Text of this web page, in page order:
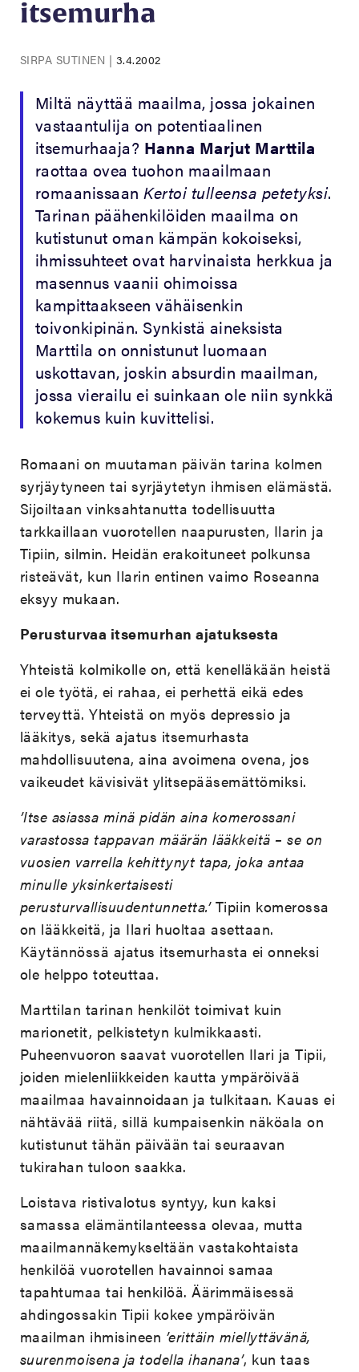
itsemurha
SIRPA SUTINEN | 3.4.2002
Miltä näyttää maailma, jossa jokainen
vastaantulija on potentiaalinen
itsemurhaaja? Hanna Marjut Marttila
raottaa ovea tuohon maailmaan
romaanissaanKertoi tulleensa petetyksi.
Tarinan päähenkilöiden maailma on
kutistunut oman kämpän kokoiseksi,
ihmissuhteet ovat harvinaista herkkua ja
masennus vaanii ohimoissa
kampittaakseen vähäisenkin
toivonkipinän. Synkistä aineksista
Marttila on onnistunut luomaan
uskottavan, joskin absurdin maailman,
jossa vierailu ei suinkaan ole niin synkkä
kokemus kuin kuvittelisi.
Romaani on muutaman päivän tarina kolmen
syrjäytyneen tai syrjäytetyn ihmisen elämästä.
Sijoiltaan vinksahtanutta todellisuutta
tarkkaillaan vuorotellen naapurusten, Ilarin ja
Tipiin, silmin. Heidän erakoituneet polkunsa
risteävät, kun Ilarin entinen vaimo Roseanna
eksyy mukaan.
Perusturvaa itsemurhan ajatuksesta
Yhteistä kolmikolle on, että kenelläkään heistä
ei ole työtä, ei rahaa, ei perhettä eikä edes
terveyttä. Yhteistä on myös depressio ja
lääkitys, sekä ajatus itsemurhasta
mahdollisuutena, aina avoimena ovena, jos
vaikeudet kävisivät ylitsepääsemättömiksi.
’Itse asiassa minä pidän aina komerossani
varastossa tappavan määrän lääkkeitä – se on
vuosien varrella kehittynyt tapa, joka antaa
minulle yksinkertaisesti
perusturvallisuudentunnetta.’Tipiin komerossa
on lääkkeitä, ja Ilari huoltaa asettaan.
Käytännössä ajatus itsemurhasta ei onneksi
ole helppo toteuttaa.
Marttilan tarinan henkilöt toimivat kuin
marionetit, pelkistetyn kulmikkaasti.
Puheenvuoron saavat vuorotellen Ilari ja Tipii,
joiden mielenliikkeiden kautta ympäröivää
maailmaa havainnoidaan ja tulkitaan. Kauas ei
nähtävää riitä, sillä kumpaisenkin näköala on
kutistunut tähän päivään tai seuraavan
tukirahan tuloon saakka.
Loistava ristivalotus syntyy, kun kaksi
samassa elämäntilanteessa olevaa, mutta
maailmannäkemykseltään vastakohtaista
henkilöä vuorotellen havainnoi samaa
tapahtumaa tai henkilöä. Äärimmäisessä
ahdingossakin Tipii kokee ympäröivän
maailman ihmisineen ’erittäin miellyttävänä,
suurenmoisena ja todella ihanana’, kun taas